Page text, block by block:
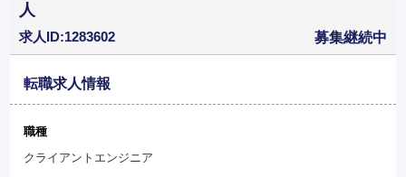
人
求人ID:1283602 募集継続中
転職求人情報
職種
クライアントエンジニア